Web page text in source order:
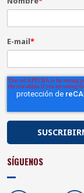
E-mail*
SÍGUENOS